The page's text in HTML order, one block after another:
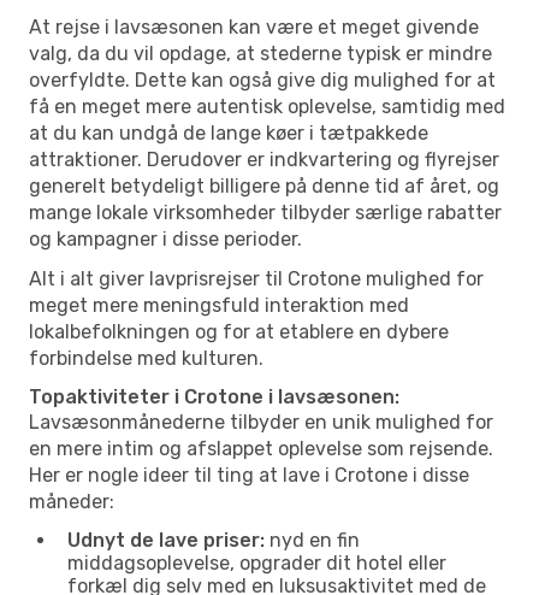
At rejse i lavsæsonen kan være et meget givende
valg, da du vil opdage, at stederne typisk er mindre
overfyldte. Dette kan også give dig mulighed for at
få en meget mere autentisk oplevelse, samtidig med
at du kan undgå de lange køer i tætpakkede
attraktioner. Derudover er indkvartering og flyrejser
generelt betydeligt billigere på denne tid af året, og
mange lokale virksomheder tilbyder særlige rabatter
og kampagner i disse perioder.
Alt i alt giver lavprisrejser til Crotone mulighed for
meget mere meningsfuld interaktion med
lokalbefolkningen og for at etablere en dybere
forbindelse med kulturen.
Topaktiviteter i Crotone i lavsæsonen:
Lavsæsonmånederne tilbyder en unik mulighed for
en mere intim og afslappet oplevelse som rejsende.
Her er nogle ideer til ting at lave i Crotone i disse
måneder:
Udnyt de lave priser: nyd en fin
middagsoplevelse, opgrader dit hotel eller
forkæl dig selv med en luksusaktivitet med de